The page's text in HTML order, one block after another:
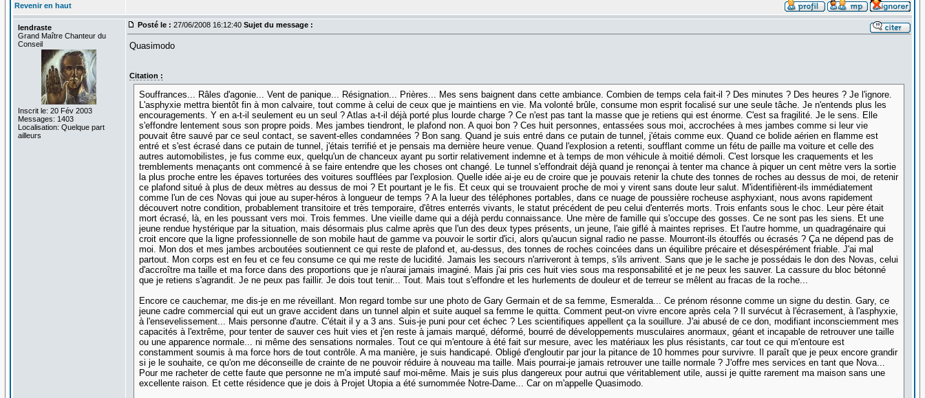
Revenir en haut
lendraste
Grand Maître Chanteur du
Conseil
Inscrit le: 20 Fév 2003
Messages: 1403
Localisation: Quelque part
ailleurs
Posté le : 27/06/2008 16:12:40 Sujet du message :
Quasimodo
Citation :
Souffrances... Râles d'agonie... Vent de panique... Résignation... Prières... Mes sens baignent dans cette ambiance. Combien de temps cela fait-il ? Des minutes ? Des heures ? Je l'ignore.
L'asphyxie mettra bientôt fin à mon calvaire, tout comme à celui de ceux que je maintiens en vie. Ma volonté brûle, consume mon esprit focalisé sur une seule tâche. Je n'entends plus les
encouragements. Y en a-t-il seulement eu un seul ? Atlas a-t-il déjà porté plus lourde charge ? Ce n'est pas tant la masse que je retiens qui est énorme. C'est sa fragilité. Je le sens. Elle
s'effondre lentement sous son propre poids. Mes jambes tiendront, le plafond non. A quoi bon ? Ces huit personnes, entassées sous moi, accrochées à mes jambes comme si leur vie
pouvait être sauvé par ce seul contact, se savent-elles condamnées ? Bon sang. Quand je suis entré dans ce putain de tunnel, j'étais comme eux. Quand ce bolide aérien en flamme est
entré et s'est écrasé dans ce putain de tunnel, j'étais terrifié et je pensais ma dernière heure venue. Quand l'explosion a retenti, soufflant comme un fétu de paille ma voiture et celle des
autres automobilistes, je fus comme eux, quelqu'un de chanceux ayant pu sortir relativement indemne et à temps de mon véhicule à moitié démoli. C'est lorsque les craquements et les
tremblements menaçants ont commencé à se faire entendre que les choses ont changé. Le tunnel s'effondrait déjà quand je renonçai à tenter ma chance à piquer un cent mètre vers la sortie
la plus proche entre les épaves torturées des voitures soufflées par l'explosion. Quelle idée ai-je eu de croire que je pouvais retenir la chute des tonnes de roches au dessus de moi, de retenir
ce plafond situé à plus de deux mètres au dessus de moi ? Et pourtant je le fis. Et ceux qui se trouvaient proche de moi y virent sans doute leur salut. M'identifièrent-ils immédiatement
comme l'un de ces Novas qui joue au super-héros à longueur de temps ? A la lueur des téléphones portables, dans ce nuage de poussière rocheuse asphyxiant, nous avons rapidement
découvert notre condition, probablement transitoire et très temporaire, d'êtres enterrés vivants, le statut précédent de peu celui d'enterrés morts. Trois enfants sous le choc. Leur père était
mort écrasé, là, en les poussant vers moi. Trois femmes. Une vieille dame qui a déjà perdu connaissance. Une mère de famille qui s'occupe des gosses. Ce ne sont pas les siens. Et une
jeune rendue hystérique par la situation, mais désormais plus calme après que l'un des deux types présents, un jeune, l'aie giflé à maintes reprises. Et l'autre homme, un quadragénaire qui
croit encore que la ligne professionnelle de son mobile haut de gamme va pouvoir le sortir d'ici, alors qu'aucun signal radio ne passe. Mourront-ils étouffés ou écrasés ? Ça ne dépend pas de
moi. Mon dos et mes jambes arcboutées soutiennent ce qui reste de plafond et, au-dessus, des tonnes de roches coincées dans un équilibre précaire et désespérément friable. J'ai mal
partout. Mon corps est en feu et ce feu consume ce qui me reste de lucidité. Jamais les secours n'arriveront à temps, s'ils arrivent. Sans que je le sache je possédais le don des Novas, celui
d'accroître ma taille et ma force dans des proportions que je n'aurai jamais imaginé. Mais j'ai pris ces huit vies sous ma responsabilité et je ne peux les sauver. La cassure du bloc bétonné
que je retiens s'agrandit. Je ne peux pas faillir. Je dois tout tenir... Tout. Mais tout s'effondre et les hurlements de douleur et de terreur se mêlent au fracas de la roche...
Encore ce cauchemar, me dis-je en me réveillant. Mon regard tombe sur une photo de Gary Germain et de sa femme, Esmeralda... Ce prénom résonne comme un signe du destin. Gary, ce
jeune cadre commercial qui eut un grave accident dans un tunnel alpin et suite auquel sa femme le quitta. Comment peut-on vivre encore après cela ? Il survécut à l'écrasement, à l'asphyxie,
à l'ensevelissement... Mais personne d'autre. C'était il y a 3 ans. Suis-je puni pour cet échec ? Les scientifiques appellent ça la souillure. J'ai abusé de ce don, modifiant inconsciemment mes
capacités à l'extrême, pour tenter de sauver ces huit vies et j'en reste à jamais marqué, déformé, bourré de développements musculaires anormaux, géant et incapable de retrouver une taille
ou une apparence normale... ni même des sensations normales. Tout ce qui m'entoure à été fait sur mesure, avec les matériaux les plus résistants, car tout ce qui m'entoure est
constamment soumis à ma force hors de tout contrôle. A ma manière, je suis handicapé. Obligé d'engloutir par jour la pitance de 10 hommes pour survivre. Il paraît que je peux encore grandir
si je le souhaite, ce qu'on me déconseille de crainte de ne pouvoir réduire à nouveau ma taille. Mais pourrai-je jamais retrouver une taille normale ? J'offre mes services en tant que Nova...
Pour me racheter de cette faute que personne ne m'a imputé sauf moi-même. Mais je suis plus dangereux pour autrui que véritablement utile, aussi je quitte rarement ma maison sans une
excellente raison. Et cette résidence que je dois à Projet Utopia a été surnommée Notre-Dame... Car on m'appelle Quasimodo.